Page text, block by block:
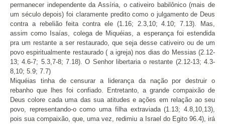
permanecer independente da Assíria, o cativeiro babilônico (mais de
um século depois) foi claramente predito como o julgamento de Deus
contra a rebelião feita contra ele (1.16; 2.3,10; 4.10; 7.13). Mas,
assim como Isaías, colega de Miquéias, a esperança foi estendida
pra um restante a ser restaurado, que seja desse cativeiro ou de um
povo espiritualmente restaurado ( a igreja) nos dias do Messias (2.12-
13; 4.6-7; 5.3,7-8; 7.18). O Senhor libertaria o restante (2.12-13; 4.3-
8,10; 5.9; 7.7)
Miquéias tinha de censurar a liderança da nação por destruir o
rebanho que lhes foi confiado. Entretanto, a grande compaixão de
Deus colore cada uma das sua atitudes e ações em relação ao seu
povo, representando-o como uma filha extraviada (1.13; 4.8,10,13),
pois sua compaixão, que, uma vez, redimiu a Israel do Egito 96.4), irá